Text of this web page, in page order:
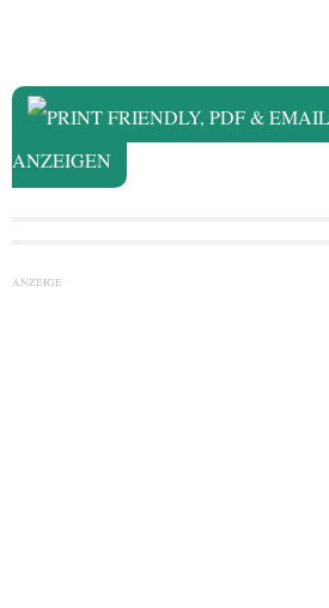
ANZEIGEN
ANZEIGE